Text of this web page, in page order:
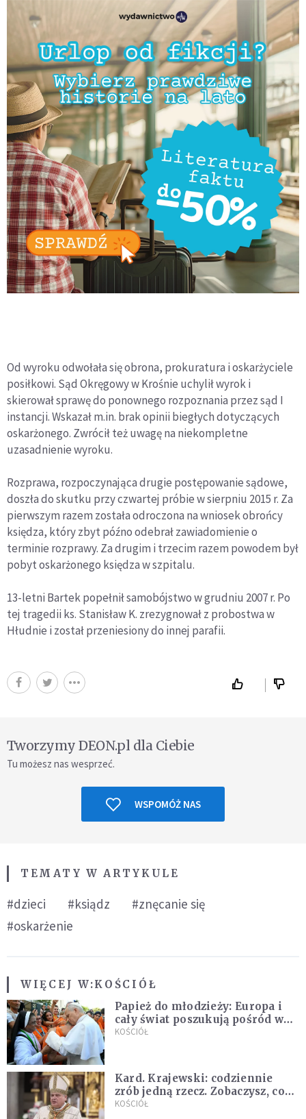
Od wyroku odwołała się obrona, prokuratura i oskarżyciele
posiłkowi. Sąd Okręgowy w Krośnie uchylił wyrok i
skierował sprawę do ponownego rozpoznania przez sąd I
instancji. Wskazał m.in. brak opinii biegłych dotyczących
oskarżonego. Zwrócił też uwagę na niekompletne
uzasadnienie wyroku.
Rozprawa, rozpoczynająca drugie postępowanie sądowe,
doszła do skutku przy czwartej próbie w sierpniu 2015 r. Za
pierwszym razem została odroczona na wniosek obrońcy
księdza, który zbyt późno odebrał zawiadomienie o
terminie rozprawy. Za drugim i trzecim razem powodem był
pobyt oskarżonego księdza w szpitalu.
13-letni Bartek popełnił samobójstwo w grudniu 2007 r. Po
tej tragedii ks. Stanisław K. zrezygnował z probostwa w
Hłudnie i został przeniesiony do innej parafii.
Tworzymy DEON.pl dla Ciebie
Tu możesz nas wesprzeć.
WSPOMÓŻ NAS
TEMATY W ARTYKULE
#dzieci #ksiądz
#znęcanie się
#oskarżenie
WIĘCEJ W:KOŚCIÓŁ
Papież do młodzieży: Europa i
cały świat poszukują pośród was
nowych świętych
KOŚCIÓŁ
Kard. Krajewski: codziennie
zrób jedną rzecz. Zobaczysz, co
stanie się z twoim życiem
KOŚCIÓŁ